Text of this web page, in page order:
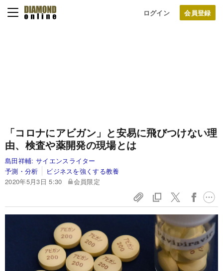
ログイン
「コロナにアビガン」と安易に飛びつけない理
由、検査や薬開発の現場とは
島田祥輔: サイエンスライター
予測・分析
ビジネスを強くする教養
2020年5月3日 5:30
会員限定